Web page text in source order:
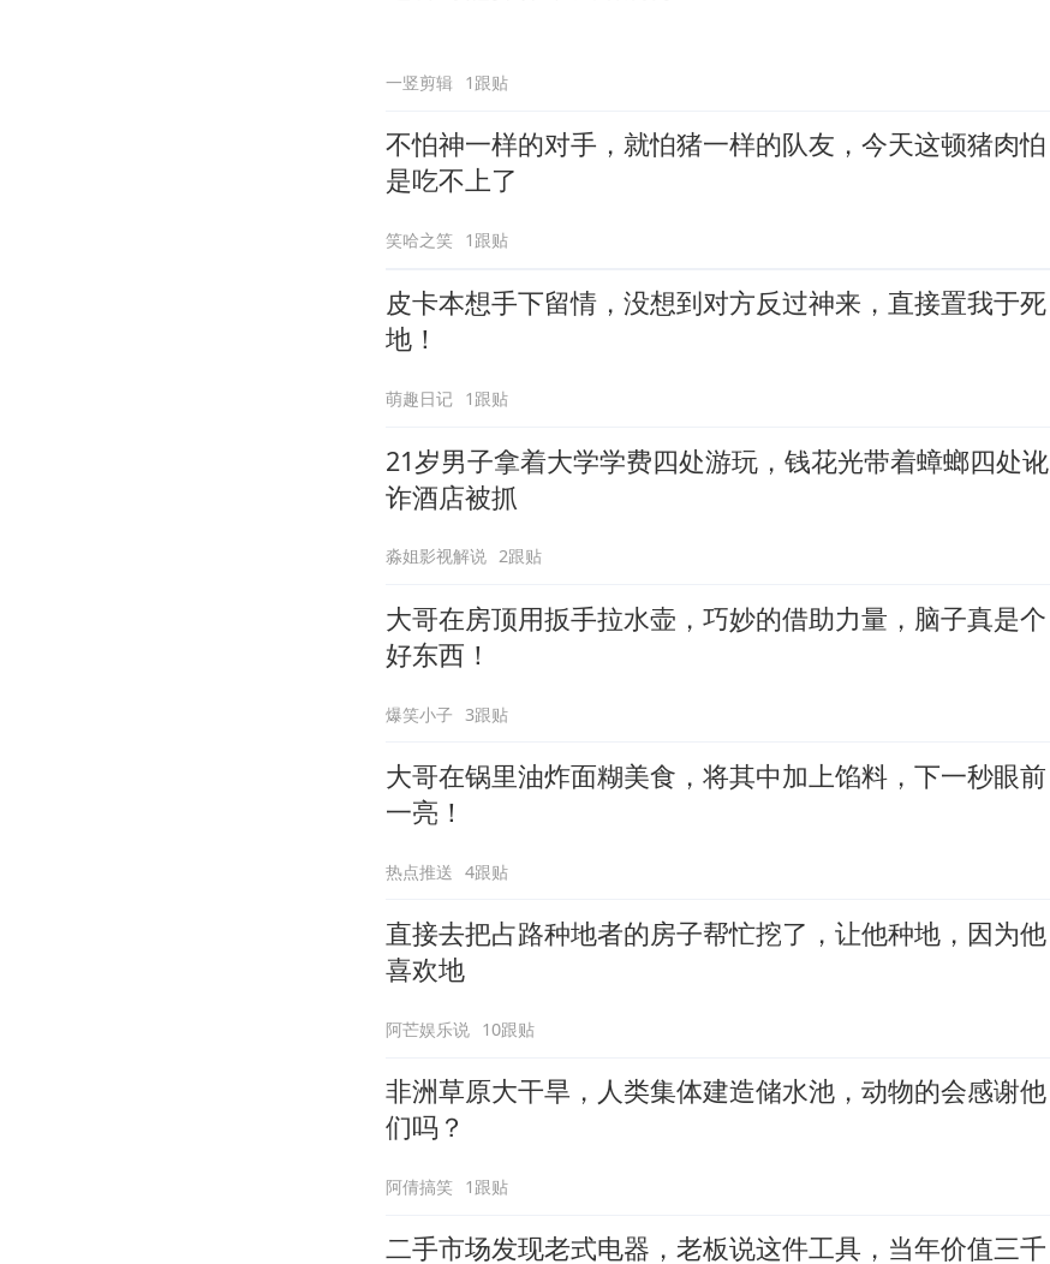
一竖剪辑 1跟贴
不怕神一样的对手，就怕猪一样的队友，今天这顿猪肉怕
是吃不上了
笑哈之笑 1跟贴
皮卡本想手下留情，没想到对方反过神来，直接置我于死
地！
萌趣日记 1跟贴
21岁男子拿着大学学费四处游玩，钱花光带着蟑螂四处讹
诈酒店被抓
淼姐影视解说 2跟贴
大哥在房顶用扳手拉水壶，巧妙的借助力量，脑子真是个
好东西！
爆笑小子 3跟贴
大哥在锅里油炸面糊美食，将其中加上馅料，下一秒眼前
一亮！
热点推送 4跟贴
直接去把占路种地者的房子帮忙挖了，让他种地，因为他
喜欢地
阿芒娱乐说 10跟贴
非洲草原大干旱，人类集体建造储水池，动物的会感谢他
们吗？
阿倩搞笑 1跟贴
二手市场发现老式电器，老板说这件工具，当年价值三千